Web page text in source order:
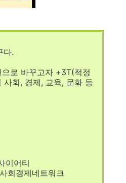
다.
로 바꾸고자 +3T(적정
회, 경제, 교육, 문화 등
이어티
회경제네트워크